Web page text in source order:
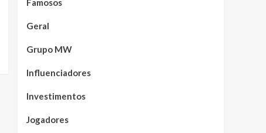
Famosos
Geral
Grupo MW
Influenciadores
Investimentos
Jogadores